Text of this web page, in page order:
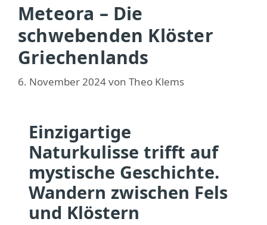
Meteora – Die
schwebenden Klöster
Griechenlands
6. November 2024von Theo Klems
Einzigartige
Naturkulisse trifft auf
mystische Geschichte.
Wandern zwischen Fels
und Klöstern